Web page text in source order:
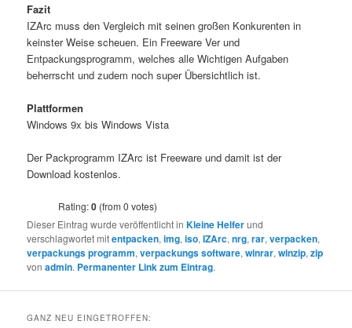
Fazit
IZArc muss den Vergleich mit seinen großen Konkurenten in
keinster Weise scheuen. Ein Freeware Ver und
Entpackungsprogramm, welches alle Wichtigen Aufgaben
beherrscht und zudem noch super Übersichtlich ist.
Plattformen
Windows 9x bis Windows Vista
Der Packprogramm IZArc ist Freeware und damit ist der
Download kostenlos.
Rating:0 (from 0 votes)
Dieser Eintrag wurde veröffentlicht inKleine Helferund
verschlagwortet mitentpacken,img,iso,IZArc,nrg,rar,verpacken,
verpackungs programm,verpackungs software,winrar,winzip,zip
vonadmin. Permanenter Link zum Eintrag.
GANZ NEU EINGETROFFEN: